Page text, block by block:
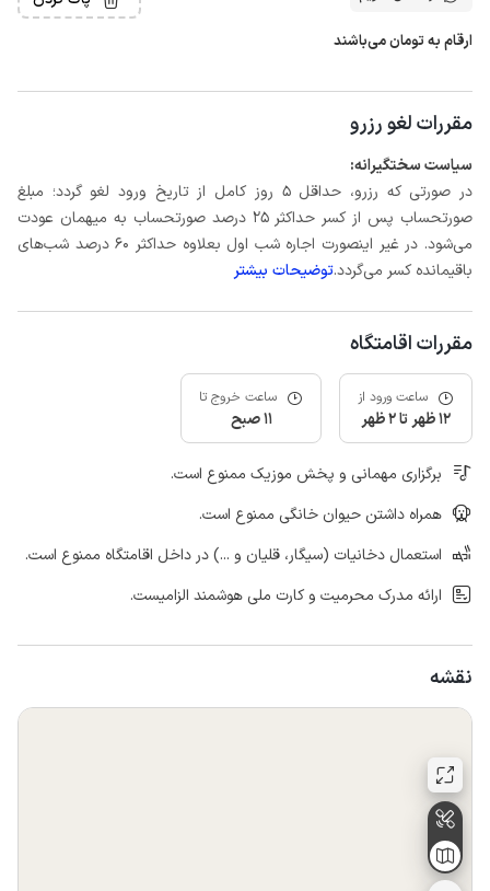
ارقام به تومان می‌باشند
مقررات لغو رزرو
سیاست سختگیرانه:
در صورتی که رزرو، حداقل 5 روز کامل از تاریخ ورود لغو گردد؛ مبلغ
صورتحساب پس از کسر حداکثر 25 درصد صورتحساب به میهمان عودت
می‌شود. در غیر اینصورت اجاره شب اول بعلاوه حداکثر 60 درصد شب‌های
باقیمانده کسر می‌گردد.توضیحات بیشتر
مقررات اقامتگاه
ساعت ورود از
12 ظهر تا 2 ظهر
ساعت خروج تا
11 صبح
برگزاری مهمانی و پخش موزیک ممنوع است.
همراه داشتن حیوان خانگی ممنوع است.
استعمال دخانیات (سیگار، قلیان و ...) در داخل اقامتگاه ممنوع است.
ارائه مدرک محرمیت و کارت ملی هوشمند الزامیست.
نقشه